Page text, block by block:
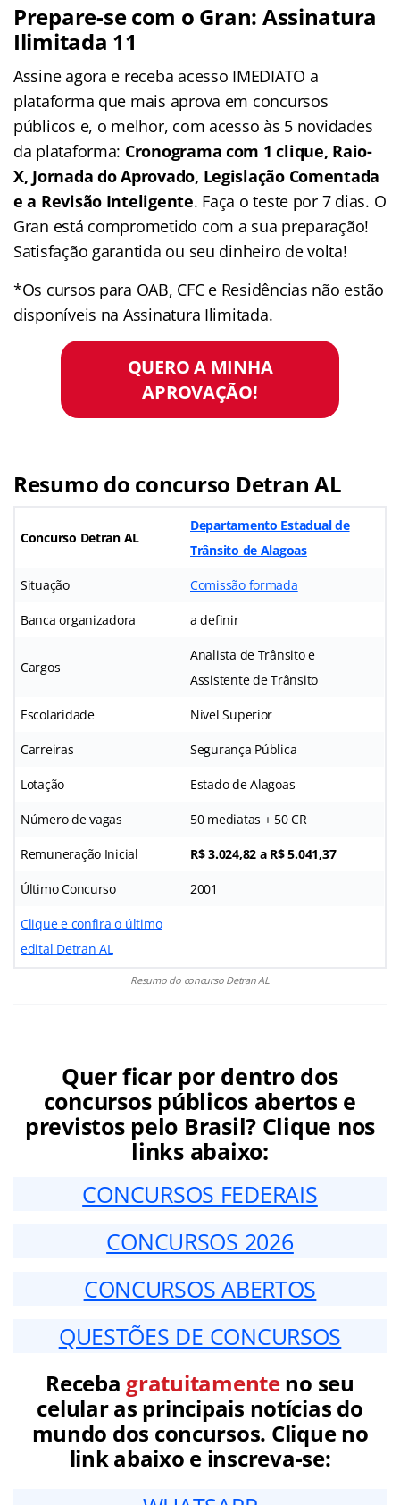
Prepare-se com o Gran: Assinatura
Ilimitada 11
Assine agora e receba acesso IMEDIATO a
plataforma que mais aprova em concursos
públicos e, o melhor, com acesso às 5 novidades
da plataforma: Cronograma com 1 clique, Raio-
X, Jornada do Aprovado, Legislação Comentada
e a Revisão Inteligente. Faça o teste por 7 dias. O
Gran está comprometido com a sua preparação!
Satisfação garantida ou seu dinheiro de volta!
*Os cursos para OAB, CFC e Residências não estão
disponíveis na Assinatura Ilimitada.
QUERO A MINHA
APROVAÇÃO!
Resumo do concurso Detran AL
Concurso Detran AL
Departamento Estadual de
Trânsito de Alagoas
Situação Comissão formada
Banca organizadora a definir
Cargos
Analista de Trânsito e
Assistente de Trânsito
Escolaridade Nível Superior
Carreiras Segurança Pública
Lotação Estado de Alagoas
Número de vagas 50 mediatas + 50 CR
Remuneração Inicial R$ 3.024,82 a R$ 5.041,37
Último Concurso 2001
Clique e confira o último
edital Detran AL
Resumo do concurso Detran AL
Quer ficar por dentro dos
concursos públicos abertos e
previstos pelo Brasil? Clique nos
links abaixo:
CONCURSOS FEDERAIS
CONCURSOS 2026
CONCURSOS ABERTOS
QUESTÕES DE CONCURSOS
Receba gratuitamenteno seu
celular as principais notícias do
mundo dos concursos. Clique no
link abaixo e inscreva-se: